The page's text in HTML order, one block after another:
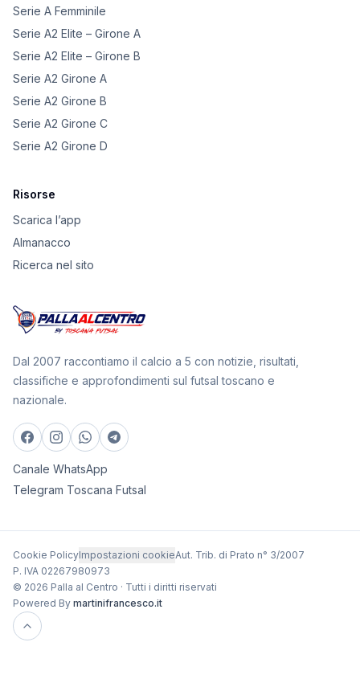
Serie A Femminile
Serie A2 Elite – Girone A
Serie A2 Elite – Girone B
Serie A2 Girone A
Serie A2 Girone B
Serie A2 Girone C
Serie A2 Girone D
Risorse
Scarica l’app
Almanacco
Ricerca nel sito
Dal 2007 raccontiamo il calcio a 5 con notizie, risultati,
classifiche e approfondimenti sul futsal toscano e
nazionale.
Canale WhatsApp
Telegram Toscana Futsal
Cookie PolicyImpostazioni cookieAut. Trib. di Prato n° 3/2007
P. IVA 02267980973
© 2026 Palla al Centro · Tutti i diritti riservati
Powered By martinifrancesco.it